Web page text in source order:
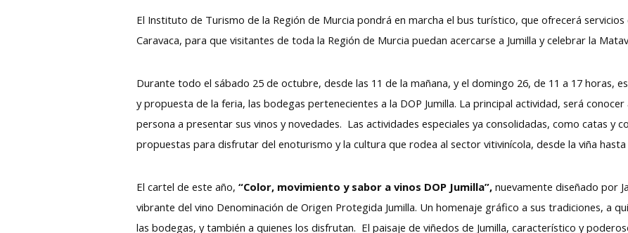
El Instituto de Turismo de la Región de Murcia pondrá en marcha el bus turístico, que ofrecerá
Caravaca, para que visitantes de toda la Región de Murcia puedan acercarse a Jumilla y celebrar la
Durante todo el sábado 25 de octubre, desde las 11 de la mañana, y el domingo 26, de 11 a 17 horas,
y propuesta de la feria, las bodegas pertenecientes a la DOP Jumilla. La principal actividad, será
persona a presentar sus vinos y novedades. Las actividades especiales ya consolidadas, como catas y
propuestas para disfrutar del enoturismo y la cultura que rodea al sector vitivinícola, desde la viña
El cartel de este año,“Color, movimiento y sabor a vinos DOP Jumilla”,nuevamente diseñado por
vibrante del vino Denominación de Origen Protegida Jumilla. Un homenaje gráfico a sus tradiciones, a
las bodegas, y también a quienes los disfrutan. El paisaje de viñedos de Jumilla, característico y